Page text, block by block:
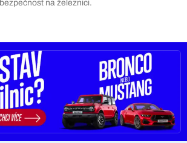
na železnici.